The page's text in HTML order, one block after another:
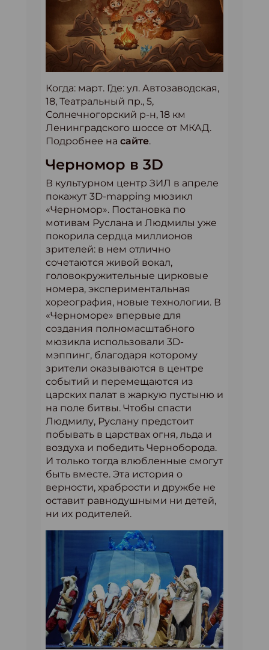
Когда: март. Где: ул. Автозаводская,
18, Театральный пр., 5,
Солнечногорский р-н, 18 км
Ленинградского шоссе от МКАД.
Подробнее на сайте.
Черномор в 3D
В культурном центр ЗИЛ в апреле
покажут 3D-mapping мюзикл
«Черномор». Постановка по
мотивам Руслана и Людмилы уже
покорила сердца миллионов
зрителей: в нем отлично
сочетаются живой вокал,
головокружительные цирковые
номера, экспериментальная
хореография, новые технологии. В
«Черноморе» впервые для
создания полномасштабного
мюзикла использовали 3D-
мэппинг, благодаря которому
зрители оказываются в центре
событий и перемещаются из
царских палат в жаркую пустыню и
на поле битвы. Чтобы спасти
Людмилу, Руслану предстоит
побывать в царствах огня, льда и
воздуха и победить Черноборода.
И только тогда влюбленные смогут
быть вместе. Эта история о
верности, храбрости и дружбе не
оставит равнодушными ни детей,
ни их родителей.